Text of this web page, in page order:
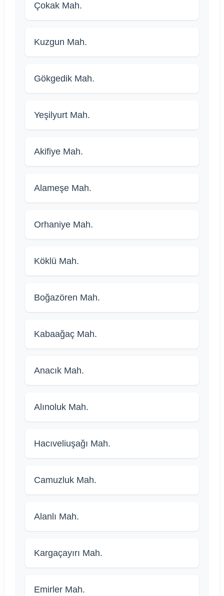
Çokak Mah.
Kuzgun Mah.
Gökgedik Mah.
Yeşilyurt Mah.
Akifiye Mah.
Alameşe Mah.
Orhaniye Mah.
Köklü Mah.
Boğazören Mah.
Kabaağaç Mah.
Anacık Mah.
Alınoluk Mah.
Hacıveliuşağı Mah.
Camuzluk Mah.
Alanlı Mah.
Kargaçayırı Mah.
Emirler Mah.